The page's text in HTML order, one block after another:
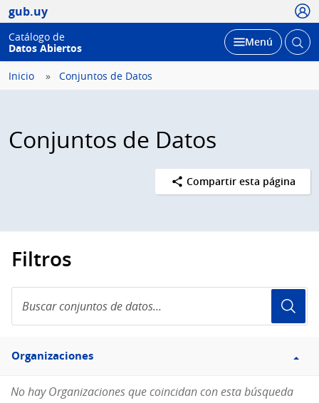
gub.uy
Catálogo de
Datos Abiertos
Desplegar
Menú Abrir
Inicio Conjuntos de Datos
Conjuntos de Datos
Compartir esta página
Filtros
conjuntos
de
Filtro
Organizaciones
Organizaciones
No hay Organizaciones que coincidan con esta búsqueda